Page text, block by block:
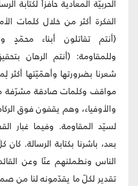
الحربيّة المعادية حافزاً لكتابة
الفكرة أكثر من خلال كلمات
(أنتم تقاتلون أبناء محمّدٍ
وللمقاومة: (أنتم الرهان
شعرنا بضرورتها وأهمّيّتها أكثر
مواقف وكلمات صادقة مشرّفة
والأوفياء، وهم يقفون فوق
لسيّد المقاومة. وفيما غبار
بعد، باشرنا بكتابة الرسالة.
الناس ونطمئنهم عنّا وعن
تقدير لكلّ ما يقدّمونه لنا من